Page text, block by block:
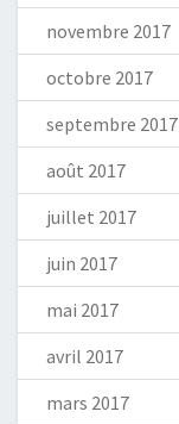
novembre 2017
octobre 2017
septembre 2017
août 2017
juillet 2017
juin 2017
mai 2017
avril 2017
mars 2017